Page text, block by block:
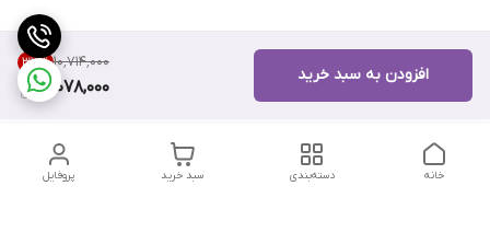
۱۰٬۷۱۴٬۰۰۰ 33%
7,078,000
افزودن به سبد خرید
پروفایل سبد خرید دسته‌بندی خانه